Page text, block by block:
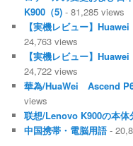
K900（5) - 81,285 views
【実機レビュー】
24,763 views
【実機レビュー】
24,722 views
華為/HuaWei Ascend
views
联想/Lenovo K900の本体
中国携帯・電脳用語-